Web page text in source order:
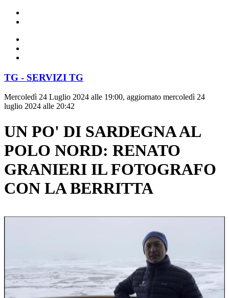
TG - SERVIZI TG
Mercoledì 24 Luglio 2024 alle 19:00, aggiornato mercoledì 24
luglio 2024 alle 20:42
UN PO' DI SARDEGNA AL
POLO NORD: RENATO
GRANIERI IL FOTOGRAFO
CON LA BERRITTA